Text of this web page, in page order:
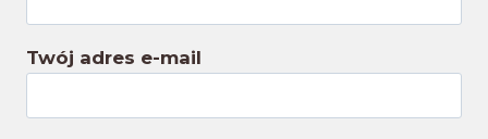
Twój adres e-mail